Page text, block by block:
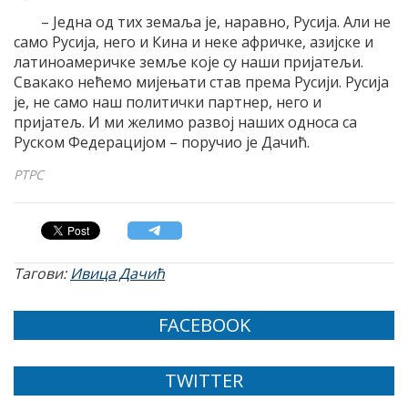
– Једна од тих земаља је, наравно, Русија. Али не
само Русија, него и Кина и неке афричке, азијске и
латиноамеричке земље које су наши пријатељи.
Свакако нећемо мијењати став према Русији. Русија
је, не само наш политички партнер, него и
пријатељ. И ми желимо развој наших односа са
Руском Федерацијом – поручио је Дачић.
РТРС
Тагови:Ивица Дачић
FACEBOOK
TWITTER